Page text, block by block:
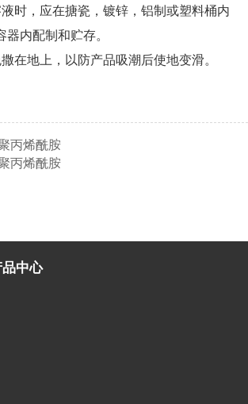
时，应在搪瓷，镀锌，铝制或塑料桶内
内配制和贮存。
在地上，以防产品吸潮后使地变滑。
丙烯酰胺
丙烯酰胺
中心